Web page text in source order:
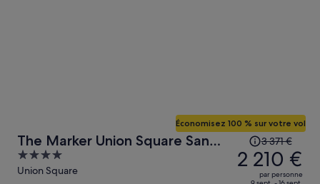
The Marker Union Square San
Francisco
4
out
Union Square
Économisez 100 % sur votre vol
prix
était
3 371 €
2 210 €
par personne